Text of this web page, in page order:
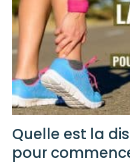
Quelle est la
pour